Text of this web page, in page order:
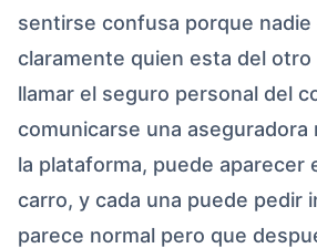
sentirse confusa porque nadie
claramente quien esta del otro
llamar el seguro personal del
comunicarse una aseguradora
la plataforma, puede aparecer
carro, y cada una puede pedir
parece normal pero que